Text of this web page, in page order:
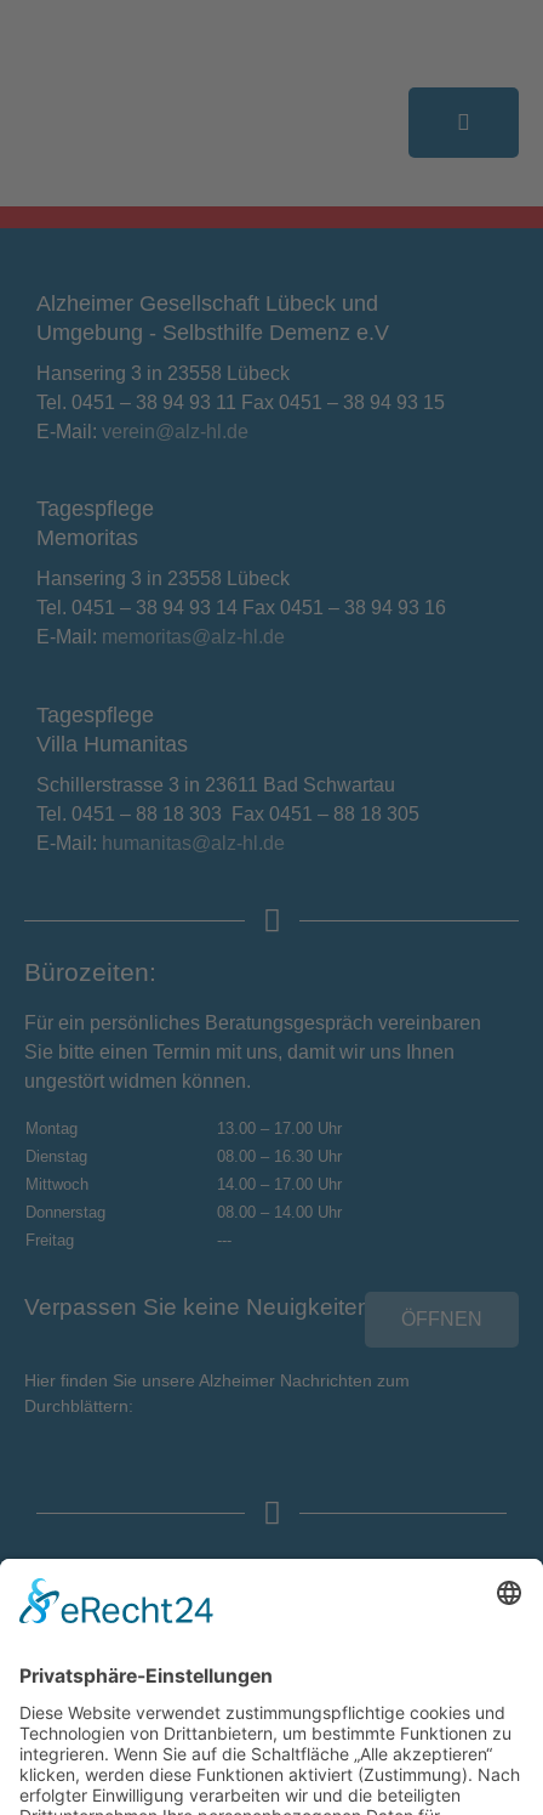
Alzheimer Gesellschaft Lübeck und
Umgebung - Selbsthilfe Demenz e.V
Hansering 3 in 23558 Lübeck
Tel. 0451 – 38 94 93 11 Fax 0451 – 38 94 93 15
E-Mail: verein@alz-hl.de
Tagespflege
Memoritas
Hansering 3 in 23558 Lübeck
Tel. 0451 – 38 94 93 14 Fax 0451 – 38 94 93 16
E-Mail: memoritas@alz-hl.de
Tagespflege
Villa Humanitas
Schillerstrasse 3 in 23611 Bad Schwartau
Tel. 0451 – 88 18 303 Fax 0451 – 88 18 305
E-Mail: humanitas@alz-hl.de
Bürozeiten:
Für ein persönliches Beratungsgespräch vereinbaren
Sie bitte einen Termin mit uns, damit wir uns Ihnen
ungestört widmen können.
Montag
13.00 – 17.00 Uhr
Dienstag
08.00 – 16.30 Uhr
Mittwoch
14.00 – 17.00 Uhr
Donnerstag
08.00 – 14.00 Uhr
Freitag
---
Verpassen Sie keine Neuigkeiten!
Hier finden Sie unsere Alzheimer Nachrichten zum
Durchblättern:
ÖFFNEN
© 2026 Alzheimer Gesellschaft Lübeck und Umgebung Selbsthilfe
webdesign: nettwerker nord.